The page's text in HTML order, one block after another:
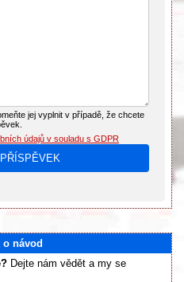
jej vyplnit v případě, že chcete
údajů v souladu s GDPR
o návod
Dejte nám vědět a my se